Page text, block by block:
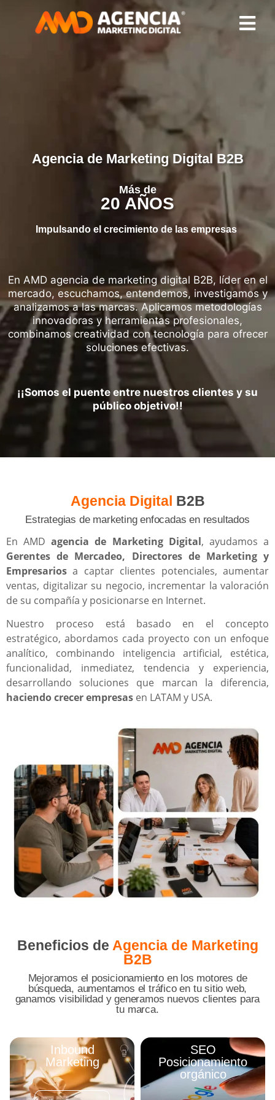
Agencia de Marketing Digital B2B
Más de
20 AÑOS
En AMD agencia de marketing digital B2B, líder en el
mercado, escuchamos, entendemos, investigamos y
analizamos a las marcas.Aplicamos metodologías
innovadoras y herramientas profesionales,
combinamos creatividad con tecnología para ofrecer
soluciones efectivas.
¡¡Somos el puente entre nuestros clientes y su
público objetivo!!
Agencia Digital B2B
Estrategias de marketing enfocadas en resultados
En AMDagencia de Marketing Digital, ayudamos a
Gerentes de Mercadeo, Directores de Marketing y
Empresarios a captar clientes potenciales, aumentar
ventas, digitalizar su negocio, incrementar la valoración
de su compañía y posicionarse en Internet.
Nuestro proceso está basado en el concepto
estratégico, abordamos cada proyecto con un enfoque
analítico, combinando inteligencia artificial, estética,
funcionalidad, inmediatez, tendencia y experiencia,
desarrollando soluciones que marcan la diferencia,
haciendo crecer empresas en LATAM y USA.
Beneficios de Agencia de Marketing
B2B
Mejoramos el posicionamiento en los motores de
búsqueda, aumentamos el tráfico en tu sitio web,
ganamos visibilidad y generamos nuevos clientes para
tu marca.
Inbound
Marketing
A través de las
experiencias,
SEO
Posicionamiento
orgánico
El posicionamiento SEO